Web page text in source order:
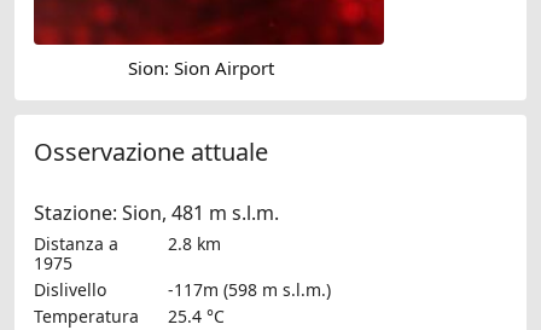
Sion: Sion Airport
Osservazione attuale
Stazione: Sion, 481 m s.l.m.
Distanza a
1975
2.8 km
Dislivello
-117m (598 m s.l.m.)
Temperatura
25.4 °C